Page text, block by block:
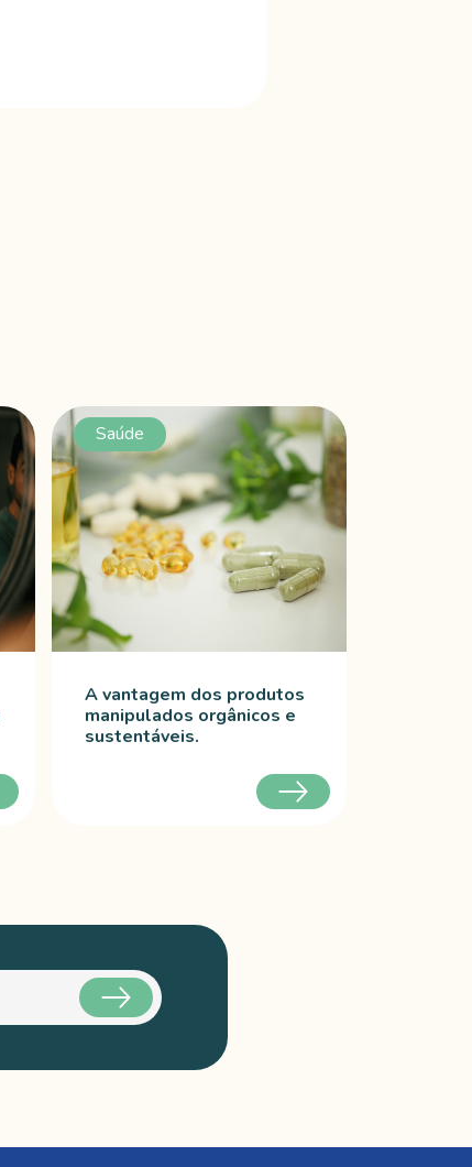
Saúde
A vantagem dos produtos
manipulados orgânicos e
sustentáveis.